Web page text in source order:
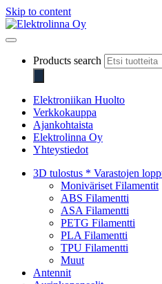
Skip to content
Products search
Elektroniikan Huolto
Verkkokauppa
Ajankohtaista
Elektrolinna Oy
Yhteystiedot
3D tulostus * Varastojen
Moniväriset Filamentit
ABS Filamentti
ASA Filamentti
PETG Filamentti
PLA Filamentti
TPU Filamentti
Muut
Antennit